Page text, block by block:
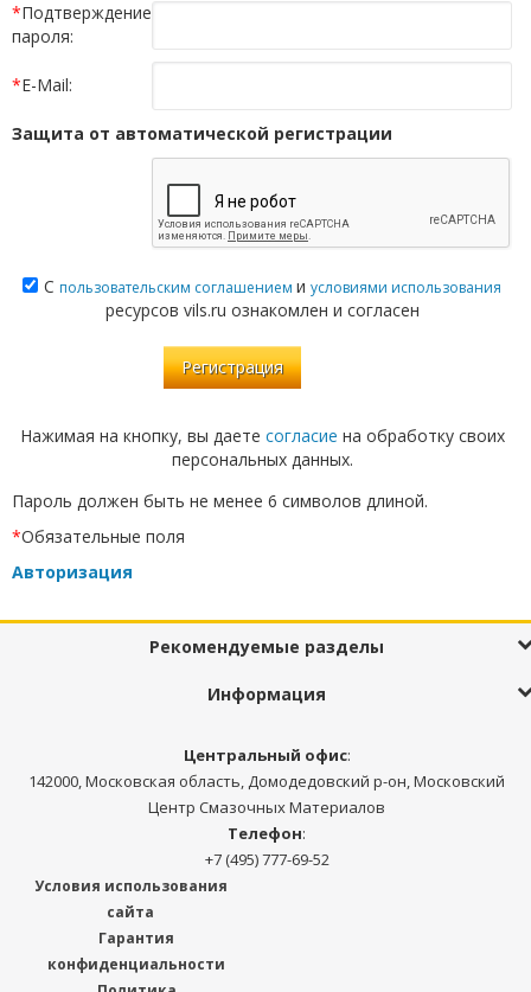
*Подтверждение
пароля:
*E-Mail:
Защита от автоматической регистрации
С пользовательским соглашением и условиями использования
ресурсов vils.ru ознакомлен и согласен
Нажимая на кнопку, вы даете согласие на обработку своих
персональных данных.
Пароль должен быть не менее 6 символов длиной.
*Обязательные поля
Авторизация
Рекомендуемые разделы
Информация
Центральный офис:
142000, Московская область, Домодедовский р-он, Московский
Центр Смазочных Материалов
Телефон:
+7 (495) 777-69-52
Условия использования
сайта
Гарантия
конфиденциальности